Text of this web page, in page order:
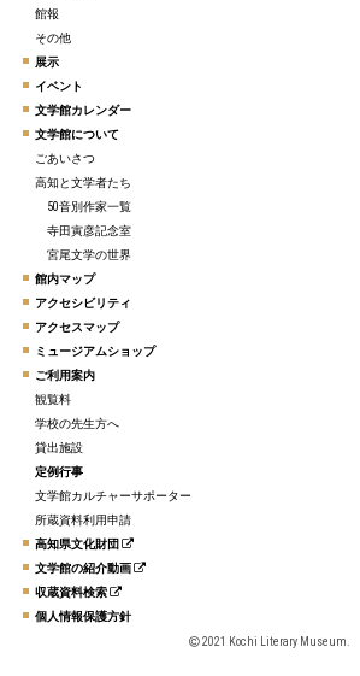
館報
その他
展示
イベント
文学館カレンダー
文学館について
ごあいさつ
高知と文学者たち
50音別作家一覧
寺田寅彦記念室
宮尾文学の世界
館内マップ
アクセシビリティ
アクセスマップ
ミュージアムショップ
ご利用案内
観覧料
学校の先生方へ
貸出施設
定例行事
文学館カルチャーサポーター
所蔵資料利用申請
高知県文化財団
文学館の紹介動画
収蔵資料検索
個人情報保護方針
2021 Kochi Literary Museum.